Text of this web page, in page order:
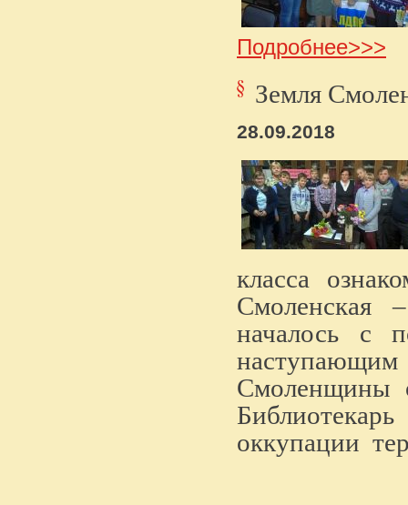
Подробнее>>>
Земля
28.09.2018
класса
Смоленская
началось
с
наступающим
Смоленщины
оккупации